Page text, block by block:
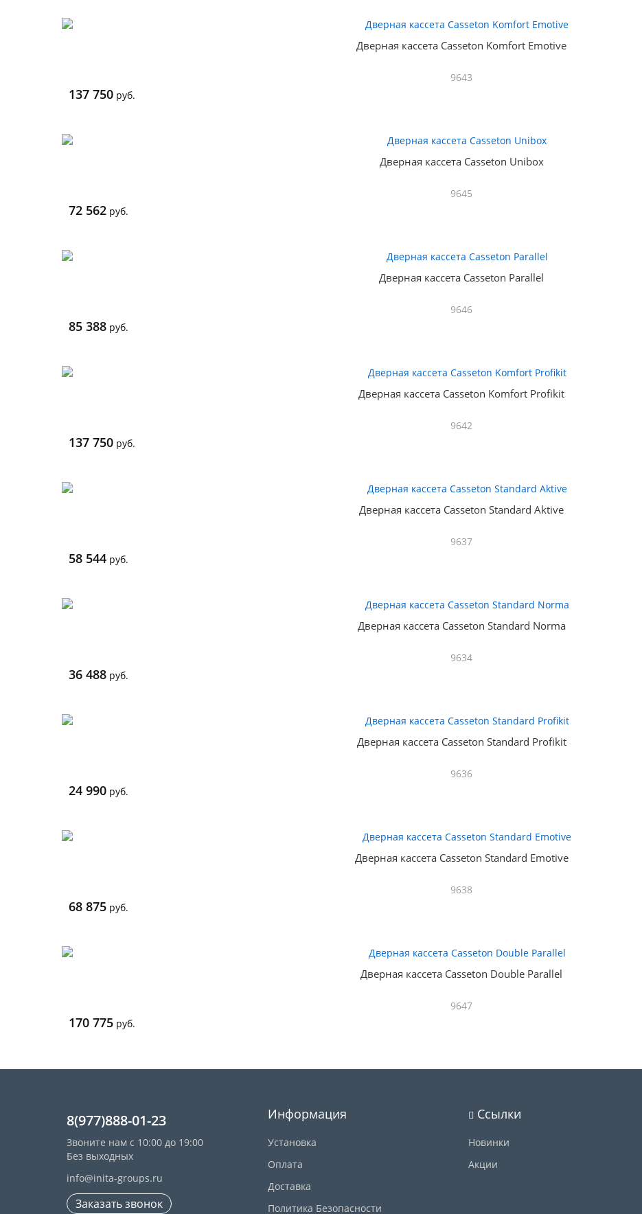
Дверная кассета Casseton Komfort Emotive
9643
137 750 руб.
Дверная кассета Casseton Unibox
9645
72 562 руб.
Дверная кассета Casseton Parallel
9646
85 388 руб.
Дверная кассета Casseton Komfort Profikit
9642
137 750 руб.
Дверная кассета Casseton Standard Aktive
9637
58 544 руб.
Дверная кассета Casseton Standard Norma
9634
36 488 руб.
Дверная кассета Casseton Standard Profikit
9636
24 990 руб.
Дверная кассета Casseton Standard Emotive
9638
68 875 руб.
Дверная кассета Casseton Double Parallel
9647
170 775 руб.
8(977)888-01-23
Звоните нам с 10:00 до 19:00
Без выходных
info@inita-groups.ru
Заказать звонок
Информация
Установка
Оплата
Доставка
Политика Безопасности
Ссылки
Новинки
Акции